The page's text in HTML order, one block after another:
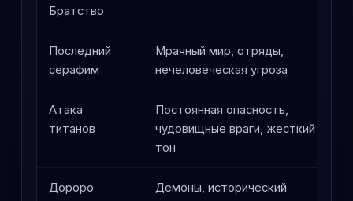
Братство
Последний
серафим
Мрачный мир, отряды,
нечеловеческая угроза
Атака
титанов
Постоянная опасность,
чудовищные враги, жесткий
тон
Дороро
Демоны, исторический